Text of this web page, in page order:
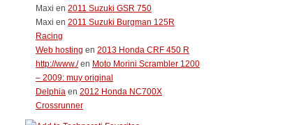
Maxi en 2011 Suzuki GSR 750
Maxi en 2011 Suzuki Burgman 125R
Racing
Web hosting en 2013 Honda CRF 450 R
http://www./en Moto Morini Scrambler 1200
– 2009: muy original
Delphia en 2012 Honda NC700X
Crossrunner